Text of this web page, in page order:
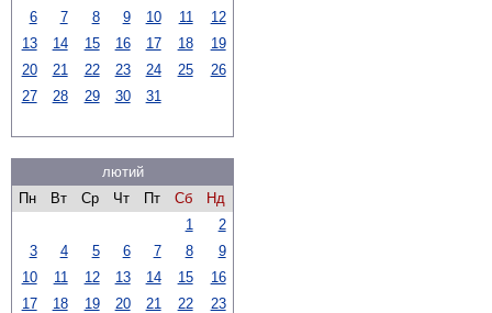
6
7 8 9 10 11
12
13
14 15 16 17 18
19
20
21 22 23 24 25
26
27
28 29 30 31
лютий
Пн
Вт Ср Чт Пт Сб
Нд
1
2
3
4 5 6 7 8
9
10
11 12 13 14 15
16
17
18 19 20 21 22
23